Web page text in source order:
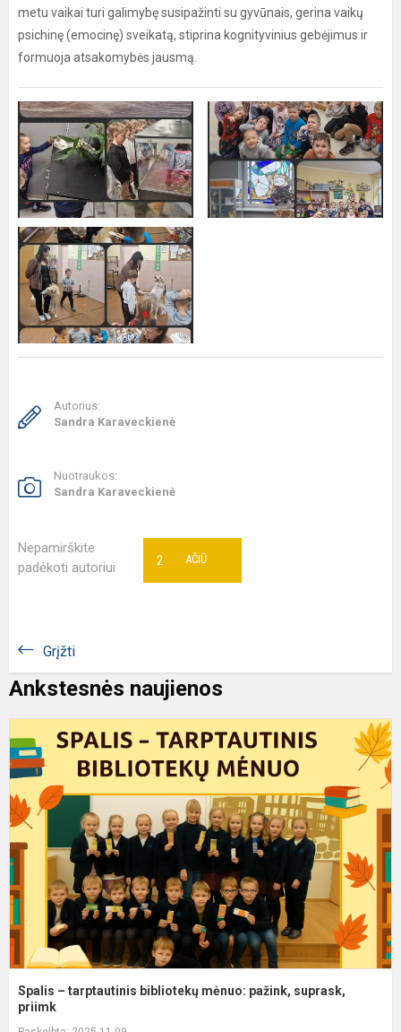
metu vaikai turi galimybę susipažinti su gyvūnais, gerina vaikų
psichinę (emocinę) sveikatą, stiprina kognityvinius gebėjimus ir
formuoja atsakomybės jausmą.
Autorius:
Sandra Karaveckienė
Nuotraukos:
Sandra Karaveckienė
Nepamirškite
padėkoti autoriui
AČIŪ
2
Grįžti
Ankstesnės naujienos
Spalis – tarptautinis bibliotekų mėnuo: pažink, suprask,
priimk